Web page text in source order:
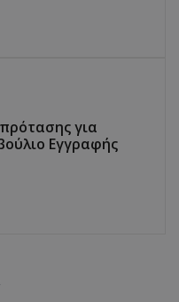
για
Εγγραφής